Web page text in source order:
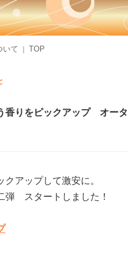
いて TOP
りをピックアップ オータ
アップして激安に。
スタートしました！